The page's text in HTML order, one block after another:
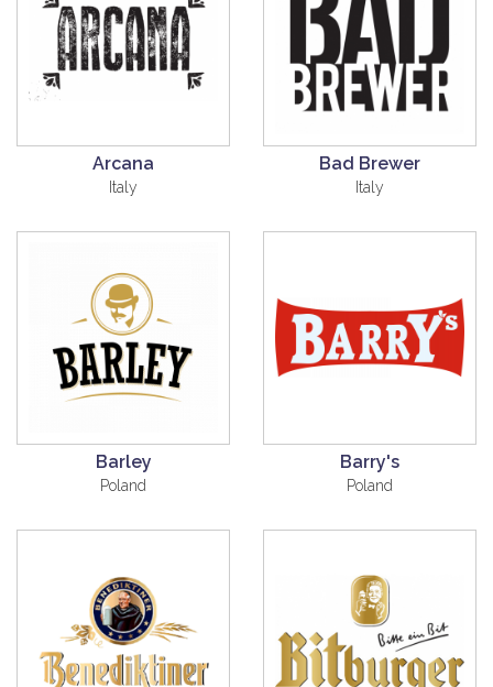
Arcana
Italy
Bad Brewer
Italy
Barley
Poland
Barry's
Poland